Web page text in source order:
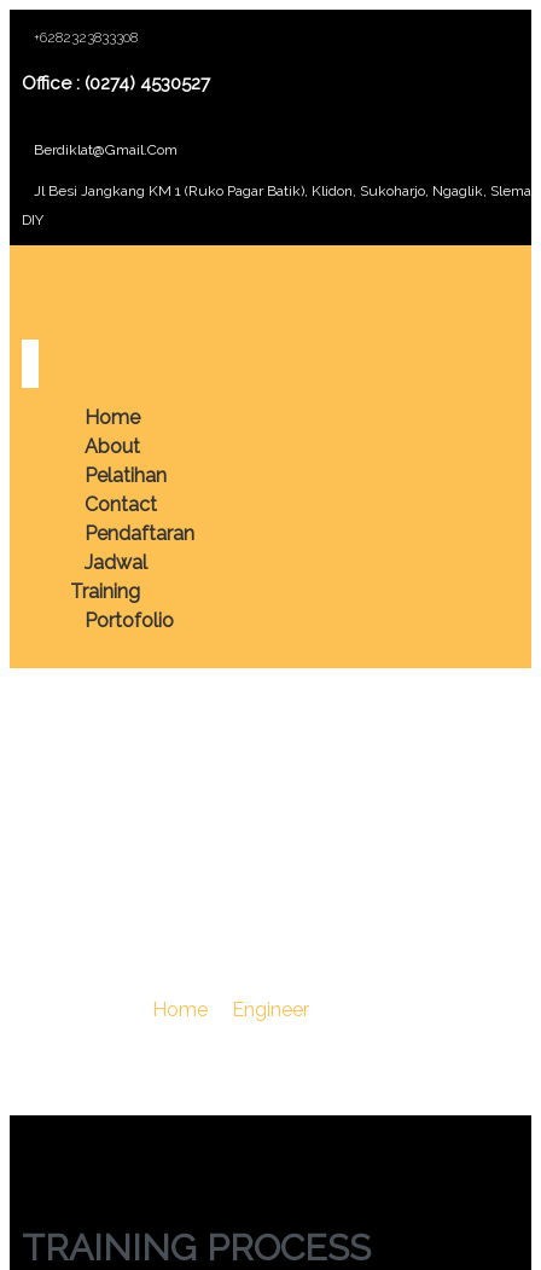
+6282323833308
Office : (0274) 4530527
Berdiklat@gmail.com
Jl Besi Jangkang KM 1 (Ruko Pagar Batik), Klidon, Sukoharjo, Ngaglik,
DIY
Home
About
Pelatihan
Contact
Pendaftaran
Jadwal
Training
Portofolio
Home Engineer
TRAINING PROCESS